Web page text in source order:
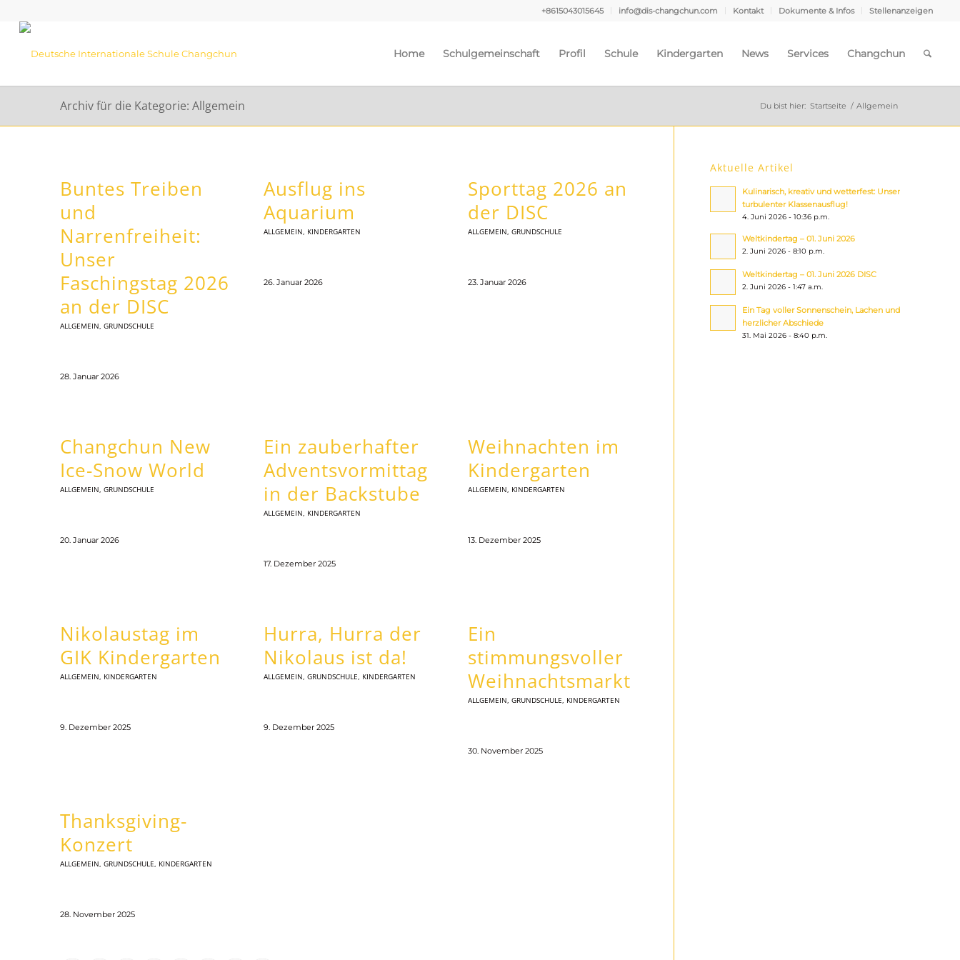
+8615043015645 info@dis-changchun.com Kontakt Dokumente & Infos Stellenanzeigen
Home Schulgemeinschaft Profil Schule Kindergarten News Services Changchun
Archiv für die Kategorie: Allgemein Du bist hier: Startseite / Allgemein
Buntes Treiben
und
Narrenfreiheit:
Unser
Faschingstag 2026
an der DISC
ALLGEMEIN, GRUNDSCHULE
28. Januar 2026
Ausflug ins
Aquarium
ALLGEMEIN, KINDERGARTEN
26. Januar 2026
Sporttag 2026 an
der DISC
ALLGEMEIN,GRUNDSCHULE
23. Januar 2026
Changchun New
Ice-Snow World
ALLGEMEIN, GRUNDSCHULE
20. Januar 2026
Ein zauberhafter
Adventsvormittag
in der Backstube
ALLGEMEIN, KINDERGARTEN
17. Dezember 2025
Weihnachten im
Kindergarten
ALLGEMEIN, KINDERGARTEN
13. Dezember 2025
Nikolaustag im
GIK Kindergarten
ALLGEMEIN, KINDERGARTEN
9. Dezember 2025
Hurra, Hurra der
Nikolaus ist da!
ALLGEMEIN,GRUNDSCHULE, KINDERGARTEN
9. Dezember 2025
Ein
stimmungsvoller
Weihnachtsmarkt
ALLGEMEIN,GRUNDSCHULE, KINDERGARTEN
30. November 2025
Thanksgiving-
Konzert
ALLGEMEIN, GRUNDSCHULE, KINDERGARTEN
28. November 2025
Aktuelle Artikel
Kulinarisch, kreativ und wetterfest: Unser
turbulenter Klassenausflug!
4. Juni 2026 - 10:36 p.m.
Weltkindertag – 01. Juni 2026
2. Juni 2026 - 8:10 p.m.
Weltkindertag – 01. Juni 2026 DISC
2. Juni 2026 - 1:47 a.m.
Ein Tag voller Sonnenschein, Lachen und
herzlicher Abschiede
31. Mai 2026 - 8:40 p.m.